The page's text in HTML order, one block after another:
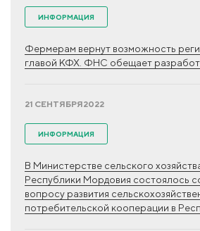
ИНФОРМАЦИЯ
Фермерам вернут возможность
главой КФХ. ФНС обещает
21 СЕНТЯБРЯ2022
ИНФОРМАЦИЯ
В Министерстве сельского
Республики Мордовия состоялось
вопросу развития
потребительской кооперации в